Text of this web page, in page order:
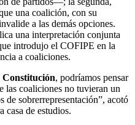
una coalición, con su
a las demás opciones.
una interpretación conjunta
introdujo el COFIPE en la
a coaliciones.
Constitución, podríamos pensar
las coaliciones no tuvieran un
de sobrerrepresentación”, acotó
casa de estudios.